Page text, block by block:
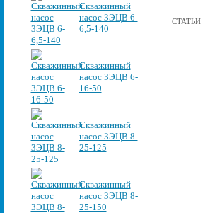
Скважинный
насос 3ЭЦВ 6-
6,5-140
Скважинный
насос 3ЭЦВ 6-
16-50
Скважинный
насос 3ЭЦВ 8-
25-125
Скважинный
насос 3ЭЦВ 8-
25-150
СТАТЬИ